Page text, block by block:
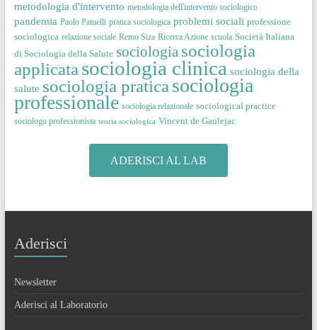
metodologia d'intervento metodologia dell'intervento sociologico
pandemia Paolo Patuelli pratica sociologica problemi sociali professione
sociologica relazione sociale Remo Siza Ricerca Azione scuola Società Italiana
di Sociologia della Salute sociologia sociologia
applicata sociologia clinica sociologia della
salute sociologia pratica sociologia
professionale sociologia relazionale sociological practice
sociologo professionista teoria sociologica Vincent de Gaulejac
ADERISCI AL LAB
Aderisci
Newsletter
Aderisci al Laboratorio